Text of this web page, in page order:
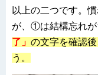
以上の二つです。
が、①は結構忘れが
了」 の文字を確認
う 。